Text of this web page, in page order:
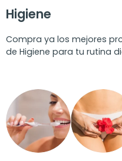
Higiene
Compra ya los mejores
de Higiene para tu rutina